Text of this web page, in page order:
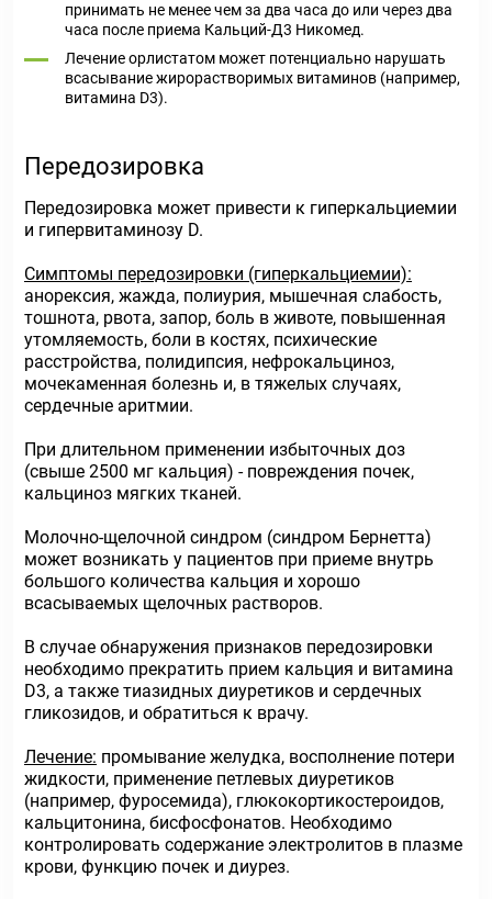
принимать не менее чем за два часа до или через два
часа после приема Кальций-Д3 Никомед.
Лечение орлистатом может потенциально нарушать
всасывание жирорастворимых витаминов (например,
витамина D3).
Передозировка
Передозировка может привести к гиперкальциемии
и гипервитаминозу D.
Симптомы передозировки (гиперкальциемии):
анорексия, жажда, полиурия, мышечная слабость,
тошнота, рвота, запор, боль в животе, повышенная
утомляемость, боли в костях, психические
расстройства, полидипсия, нефрокальциноз,
мочекаменная болезнь и, в тяжелых случаях,
сердечные аритмии.
При длительном применении избыточных доз
(свыше 2500 мг кальция) - повреждения почек,
кальциноз мягких тканей.
Молочно-щелочной синдром (синдром Бернетта)
может возникать у пациентов при приеме внутрь
большого количества кальция и хорошо
всасываемых щелочных растворов.
В случае обнаружения признаков передозировки
необходимо прекратить прием кальция и витамина
D3, а также тиазидных диуретиков и сердечных
гликозидов, и обратиться к врачу.
Лечение: промывание желудка, восполнение потери
жидкости, применение петлевых диуретиков
(например, фуросемида), глюкокортикостероидов,
кальцитонина, бисфосфонатов. Необходимо
контролировать содержание электролитов в плазме
крови, функцию почек и диурез.